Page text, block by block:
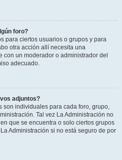
foro?
para ciertos usuarios o grupos y para
otra acción allí necesita una
un moderador o administrador del
adecuado.
adjuntos?
son individuales para cada foro, grupo,
Tal vez La Administración no
que se encuentra o solo ciertos grupos
Administración si no está seguro de por